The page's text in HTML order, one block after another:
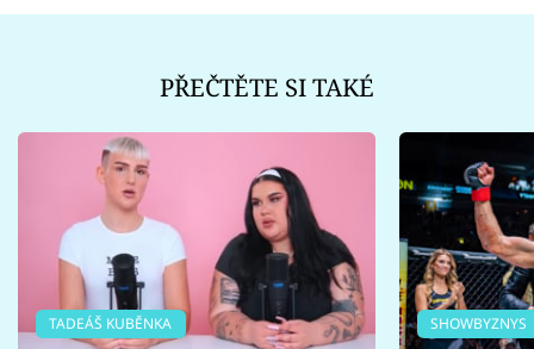
PŘEČTĚTE SI TAKÉ
TADEÁŠ KUBĚNKA SHOWBYZNYS